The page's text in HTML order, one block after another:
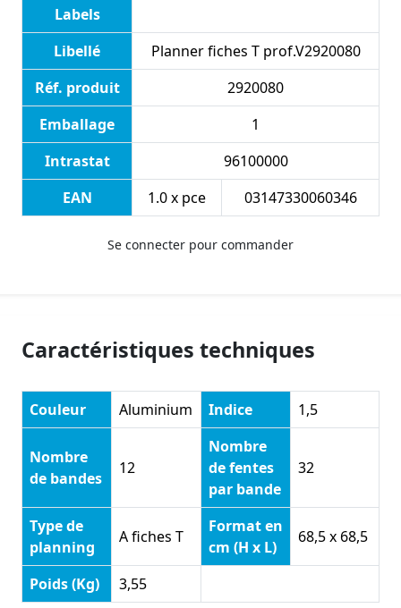
Labels
Libellé
Planner fiches T prof.V2920080
Réf. produit
2920080
Emballage
1
Intrastat
96100000
EAN
1.0 x pce 03147330060346
Se connecter pour commander
Caractéristiques techniques
Couleur Aluminium Indice 1,5
Nombre
de bandes
12
Nombre
de fentes
par bande
32
Type de
planning
A fiches T
Format en
cm (H x L)
68,5 x 68,5
Poids (Kg) 3,55